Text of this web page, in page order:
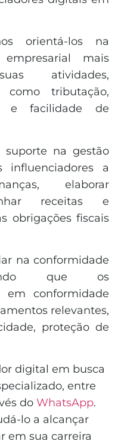
orientá-los na
mais
atividades,
como tributação,
e facilidade de
suporte na gestão
influenciadores a
elaborar
receitas e
obrigações fiscais
na conformidade
que os
em conformidade
relevantes,
proteção de
digital em busca
entre
do WhatsApp.
lo a alcançar
em sua carreira